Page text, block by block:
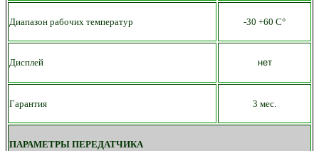
Диапазон рабочих температур -30 +60 С°
Дисплей нет
Гарантия 3 мес.
ПАРАМЕТРЫ ПЕРЕДАТЧИКА